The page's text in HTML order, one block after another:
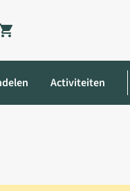
Shopping cart
Activiteiten